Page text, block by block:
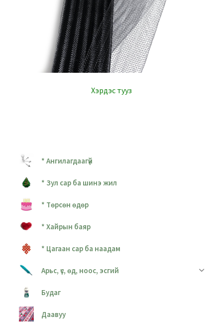
Хэрдэс тууз
* Ангилагдаагүй
* Зул сар ба шинэ жил
* Төрсөн өдөр
* Хайрын баяр
* Цагаан сар ба наадам
Арьс, үс, өд, ноос, эсгий
Будаг
Даавуу